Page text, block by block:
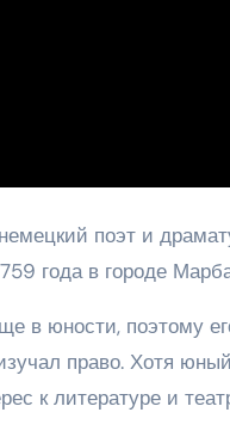
поэт и
года в городе
в юности, поэтому
право. Хотя
к литературе и